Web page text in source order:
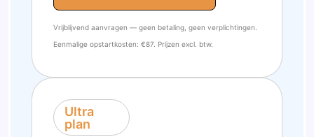
Vrijblijvend aanvragen — geen betaling, geen verplichtingen.
Eenmalige opstartkosten: €87. Prijzen excl. btw.
Ultra
plan